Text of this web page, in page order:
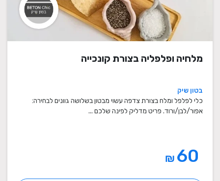
מלחיה ופלפליה בצורת קונכייה
בטון שיק
כלי לפלפל ומלח בצורת צדפה עשוי מבטון בשלושה גוונים לבחירה:
אפור/לבן/ורוד. פריט מדליק לפינה שלכם ...
₪